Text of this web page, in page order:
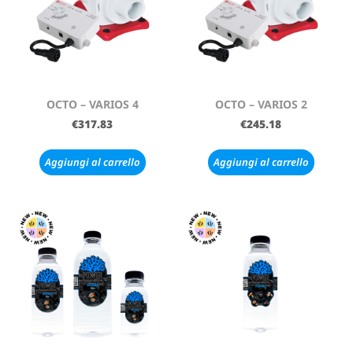
OCTO – VARIOS 4
€317.83
Aggiungi al carrello
OCTO – VARIOS 2
€245.18
Aggiungi al carrello